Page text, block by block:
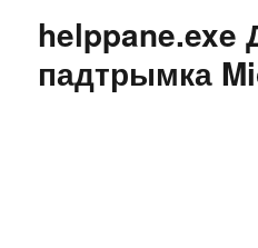
helppane.exe
падтрымка